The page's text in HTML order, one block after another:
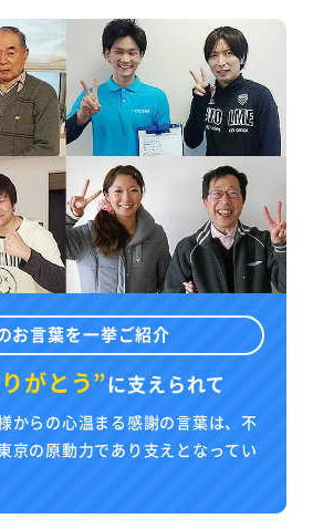
お言葉を一挙ご紹介
がとう”に支えられて
からの心温まる感謝の言葉は、不
京の原動力であり支えとなってい